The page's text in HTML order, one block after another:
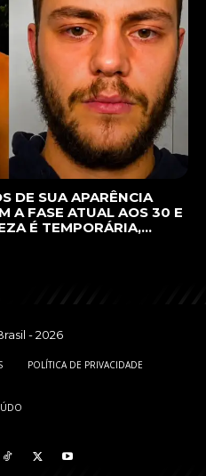
DE SUA APARÊNCIA
A FASE ATUAL AOS 30 E
É TEMPORÁRIA,...
- 2026
POLÍTICA DE PRIVACIDADE